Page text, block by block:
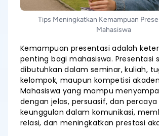
Tips Meningkatkan Kemampuan
Mahasiswa
Kemampuan presentasi adalah
penting bagi mahasiswa. Presentasi
dibutuhkan dalam seminar, kuliah,
kelompok, maupun kompetisi
Mahasiswa yang mampu
dengan jelas, persuasif, dan
keunggulan dalam komunikasi,
relasi, dan meningkatkan prestasi